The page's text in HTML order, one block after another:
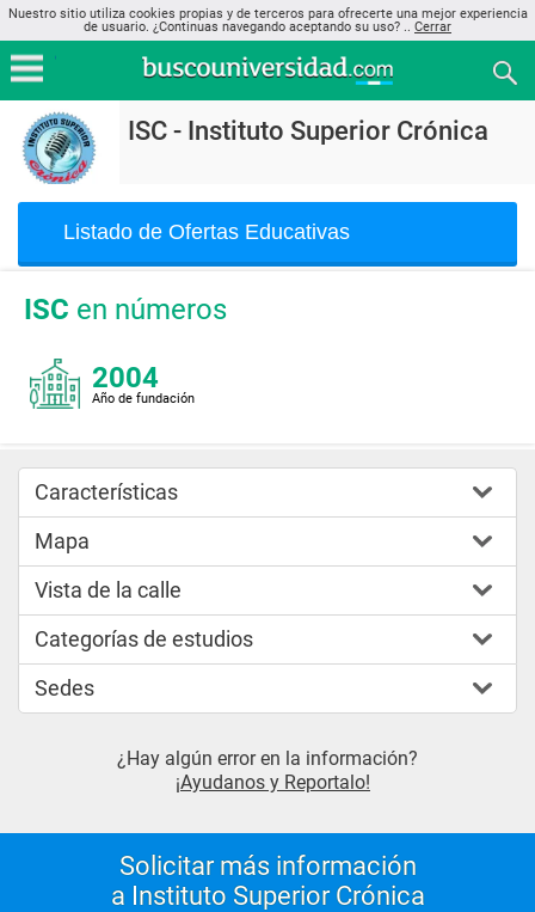
Nuestro sitio utiliza cookies propias y de terceros para ofrecerte una mejor experiencia
de usuario. ¿Continuas navegando aceptando su uso? .. Cerrar
ISC - Instituto Superior Crónica
Listado de Ofertas Educativas
ISC en números
2004
Año de fundación
Características
Mapa
Vista de la calle
Categorías de estudios
Sedes
¿Hay algún error en la información?
¡Ayudanos y Reportalo!
Solicitar más información
a Instituto Superior Crónica